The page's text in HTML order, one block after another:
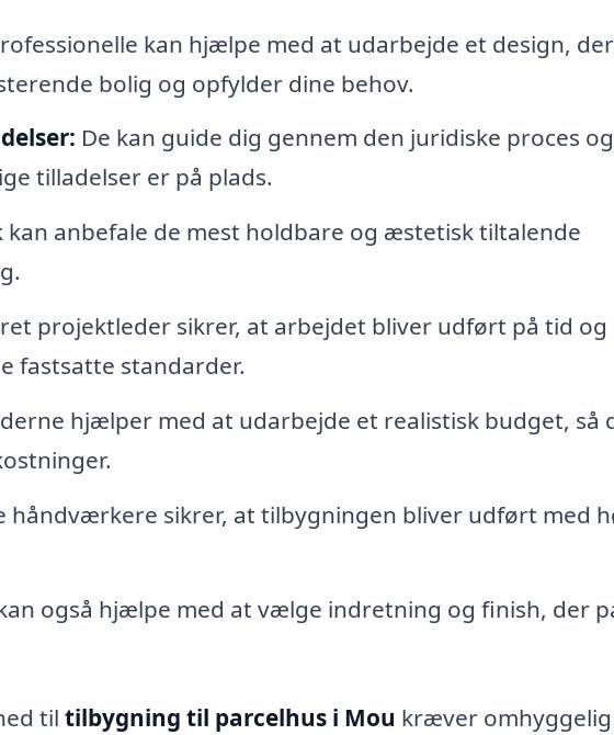
kan hjælpe med at udarbejde et design, der
bolig og opfylder dine behov.
De kan guide dig gennem den juridiske proces og
tilladelser er på plads.
kan anbefale de mest holdbare og æstetisk tiltalende
projektleder sikrer, at arbejdet bliver udført på tid og
fastsatte standarder.
hjælper med at udarbejde et realistisk budget, så
håndværkere sikrer, at tilbygningen bliver udført med
også hjælpe med at vælge indretning og finish, der
til tilbygning til parcelhus i Mou kræver omhyggelig